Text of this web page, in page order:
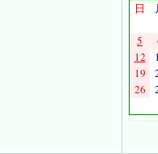
日
5
12
19
26